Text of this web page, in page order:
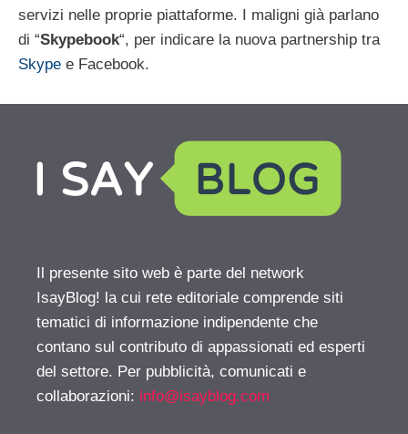
servizi nelle proprie piattaforme. I maligni già parlano
di “Skypebook“, per indicare la nuova partnership tra
Skype e Facebook.
Il presente sito web è parte del network
IsayBlog! la cui rete editoriale comprende siti
tematici di informazione indipendente che
contano sul contributo di appassionati ed esperti
del settore. Per pubblicità, comunicati e
collaborazioni: info@isayblog.com